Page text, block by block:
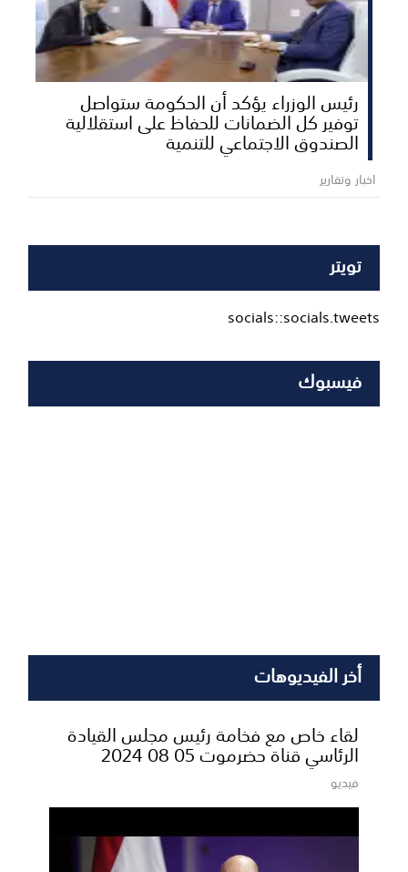
رئيس الوزراء يؤكد أن الحكومة ستواصل
توفير كل الضمانات للحفاظ على استقلالية
الصندوق الاجتماعي للتنمية
اخبار وتقارير
تويتر
socials::socials.tweets
فيسبوك
أخر الفيديوهات
لقاء خاص مع فخامة رئيس مجلس القيادة
الرئاسي قناة حضرموت 05 08 2024
فيديو